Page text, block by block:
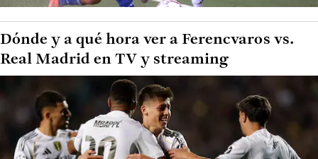
Dónde y a qué hora ver a Ferencvaros vs.
Real Madrid en TV y streaming